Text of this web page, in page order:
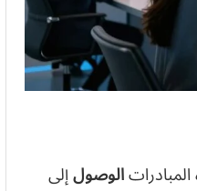
الوصولإلى